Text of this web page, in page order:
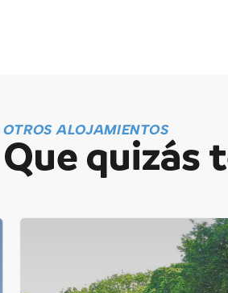
OTROS ALOJAMIENTOS
Que quizás